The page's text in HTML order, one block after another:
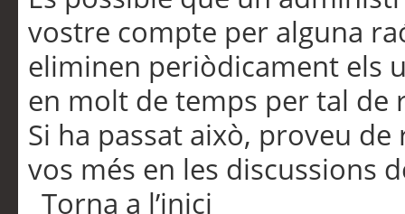
vostre compte per alguna
eliminen periòdicament els
en molt de temps per tal de
Si ha passat això, proveu
vos més en les discussions
Torna a l’inici